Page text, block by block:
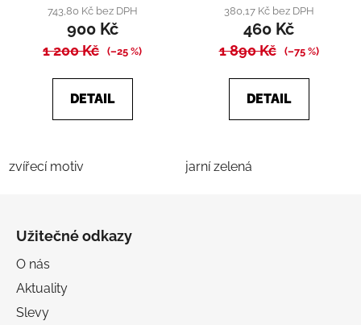
743,80 Kč bez DPH
900 Kč
1 200 Kč (–25 %)
DETAIL
zvířecí motiv
380,17 Kč bez DPH
460 Kč
1 890 Kč (–75 %)
DETAIL
jarní zelená
Užitečné odkazy
O nás
Aktuality
Slevy